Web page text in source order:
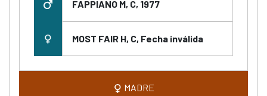
FAPPIANO M, C, 1977
MOST FAIR H, C, Fecha inválida
MADRE